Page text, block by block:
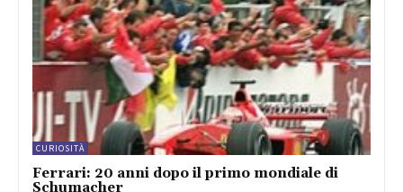
CURIOSITÀ
Ferrari: 20 anni dopo il primo mondiale di
Schumacher